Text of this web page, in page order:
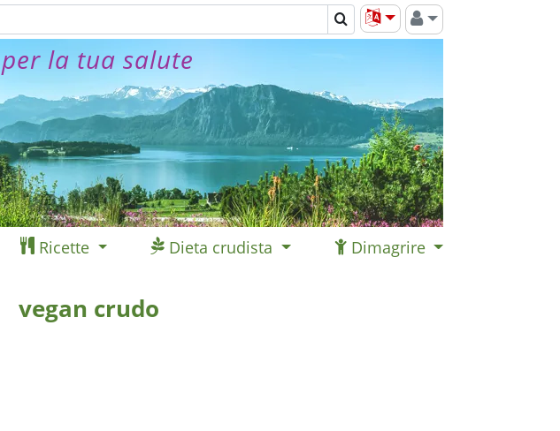
la tua salute
Ricette Dieta crudista Dimagrire
vegan crudo